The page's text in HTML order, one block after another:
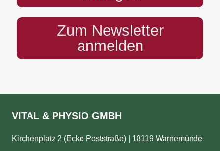
Zum Newsletter
anmelden
VITAL & PHYSIO GMBH
Kirchenplatz 2 (Ecke Poststraße) | 18119 Warnemünde